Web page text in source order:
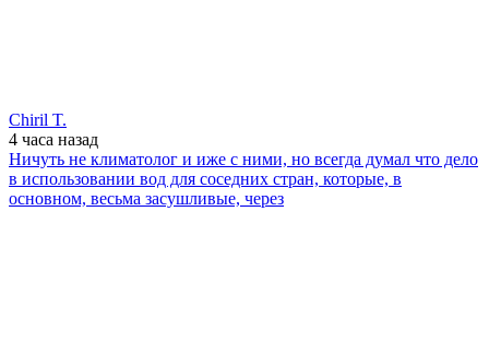
Chiril T.
4 часа назад
Ничуть не климатолог и иже с ними, но всегда думал что дело
в использовании вод для соседних стран, которые, в
основном, весьма засушливые, через